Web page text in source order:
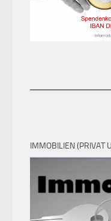
IMMOBILIEN (PRIVAT